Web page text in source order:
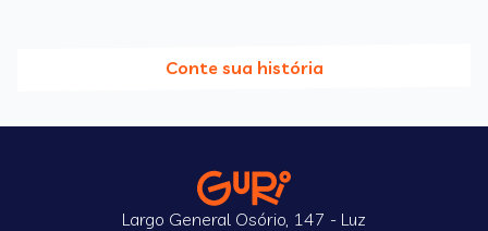
Conte sua história
Largo General Osório, 147 - Luz